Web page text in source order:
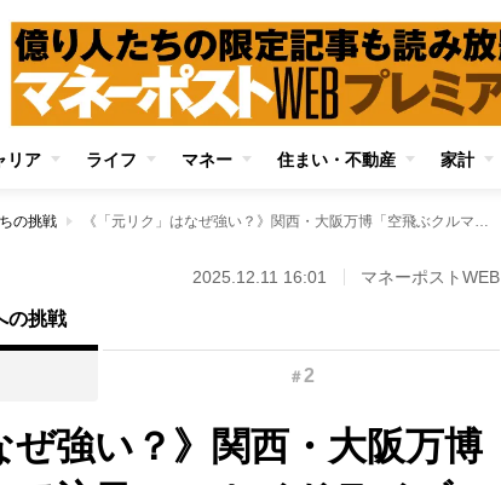
リア ライフ マネー 住まい・不動産 家計
の挑戦 《「元リク」はなぜ強い？》関西・大阪万博「空飛ぶクルマ」で注目のスカイドライブCEO室長が語る「リクルートの卒業文化」 常に経営目線で顧客と接するようになり「自分の気持ちに正直であろうと考えられる」
2025.12.11 16:01 マネーポストWEB
の挑戦
＃2
ぜ強い？》関西・大阪万博